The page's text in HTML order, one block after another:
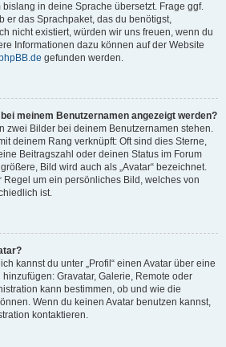
in deine Sprache übersetzt. Frage ggf.
er das Sprachpaket, das du benötigst,
nicht existiert, würden wir uns freuen, wenn du
Informationen dazu können auf der Website
gefunden werden.
meinem Benutzernamen angezeigt werden?
zwei Bilder bei deinem Benutzernamen stehen.
deinem Rang verknüpft: Oft sind dies Sterne,
Beitragszahl oder deinen Status im Forum
Bild wird auch als „Avatar“ bezeichnet.
Regel um ein persönliches Bild, welches von
ist.
kannst du unter „Profil“ einen Avatar über eine
Gravatar, Galerie, Remote oder
kann bestimmen, ob und wie die
Wenn du keinen Avatar benutzen kannst,
kontaktieren.